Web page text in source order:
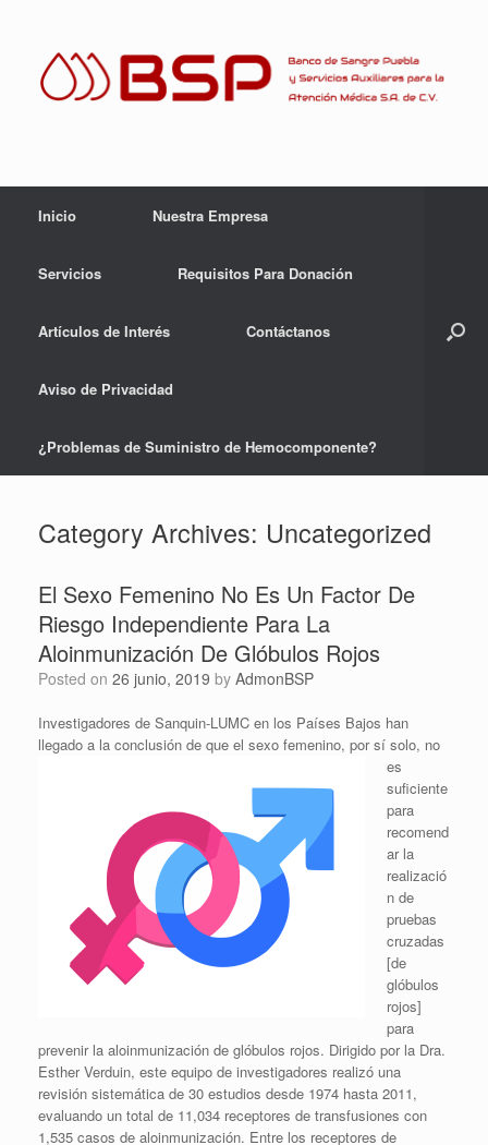
Inicio Nuestra Empresa
Servicios Requisitos Para Donación
Artículos de Interés Contáctanos
Aviso de Privacidad
¿Problemas de Suministro de Hemocomponente?
Category Archives: Uncategorized
El Sexo Femenino No Es Un Factor De
Riesgo Independiente Para La
Aloinmunización De Glóbulos Rojos
Posted on 26 junio, 2019 by AdmonBSP
Investigadores de Sanquin-LUMC en los Países Bajos han
llegado a la conclusión de que el sexo femenino, por sí solo, no
es
suficiente
para
recomend
ar la
realizació
n de
pruebas
cruzadas
[de
glóbulos
rojos]
para
prevenir la aloinmunización de glóbulos rojos. Dirigido por la Dra.
Esther Verduin, este equipo de investigadores realizó una
revisión sistemática de 30 estudios desde 1974 hasta 2011,
evaluando un total de 11,034 receptores de transfusiones con
1,535 casos de aloinmunización. Entre los receptores de